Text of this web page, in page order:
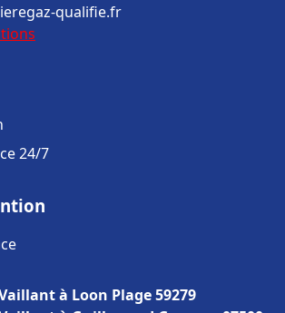
qualifie.fr
24/7
à Loon Plage 59279